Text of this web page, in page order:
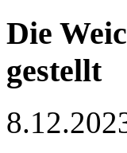
Die
gestellt